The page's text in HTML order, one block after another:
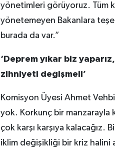
yönetimleri görüyoruz. Tüm
yönetemeyen Bakanlara
burada da var.”
‘Deprem yıkar biz
zihniyeti değişmeli’
Komisyon Üyesi Ahmet
yok. Korkunç bir manzarayla
çok karşı karşıya kalacağız.
iklim değişikliği bir kriz halini